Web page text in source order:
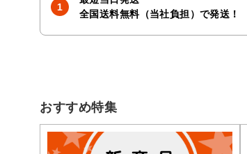
全国送料無料（当社負担）で発送！
おすすめ特集